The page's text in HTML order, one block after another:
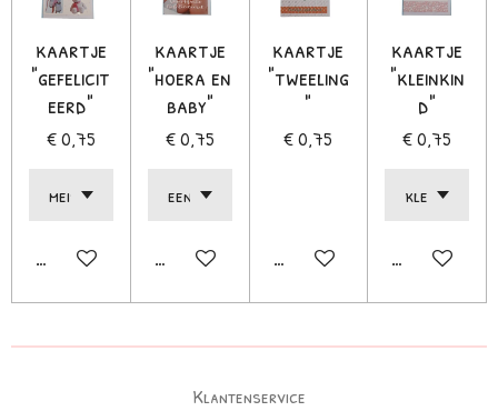
kaartje
"gefelicit
eerd"
€ 0,75
In winkelwagen
kaartje
"hoera en
baby"
€ 0,75
In winkelwagen
kaartje
"tweeling
"
€ 0,75
In winkelwagen
kaartje
"kleinkin
d"
€ 0,75
In
Klantenservice